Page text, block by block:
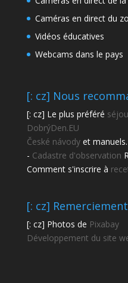
Caméras en direct du
Vidéos éducatives
Webcams dans le pays
[: cz] Nous
[: cz] Le plus préféré
DobrýDen.EU
České návodyet
- Cadastre d'observation
Comment s'inscrire à
[: cz]
[: cz] Photos de Pixabay
Développement du site